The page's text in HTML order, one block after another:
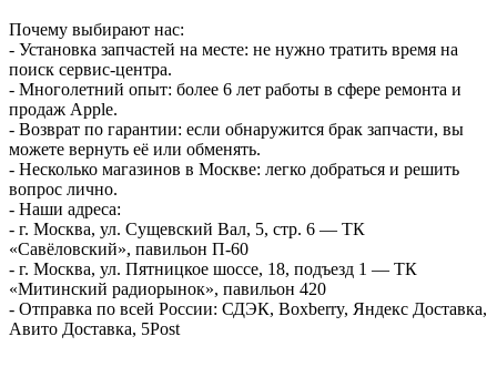
Почему выбирают нас:
- Установка запчастей на месте: не нужно тратить время на
поиск сервис-центра.
- Многолетний опыт: более 6 лет работы в сфере ремонта и
продаж Apple.
- Возврат по гарантии: если обнаружится брак запчасти, вы
можете вернуть её или обменять.
- Несколько магазинов в Москве: легко добраться и решить
вопрос лично.
- Наши адреса:
- г. Москва, ул. Сущевский Вал, 5, стр. 6 — ТК
«Савёловский», павильон П-60
- г. Москва, ул. Пятницкое шоссе, 18, подъезд 1 — ТК
«Митинский радиорынок», павильон 420
- Отправка по всей России: СДЭК, Boxberry, Яндекс Доставка,
Авито Доставка, 5Post